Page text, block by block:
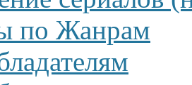
по Жанрам